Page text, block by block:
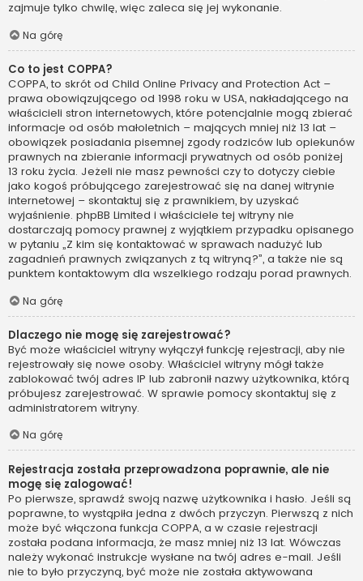
zajmuje tylko chwilę, więc zaleca się jej wykonanie.
Na górę
Co to jest COPPA?
COPPA, to skrót od Child Online Privacy and Protection Act –
prawa obowiązującego od 1998 roku w USA, nakładającego na
właścicieli stron internetowych, które potencjalnie mogą zbierać
informacje od osób małoletnich – mających mniej niż 13 lat –
obowiązek posiadania pisemnej zgody rodziców lub opiekunów
prawnych na zbieranie informacji prywatnych od osób poniżej
13 roku życia. Jeżeli nie masz pewności czy to dotyczy ciebie
jako kogoś próbującego zarejestrować się na danej witrynie
internetowej – skontaktuj się z prawnikiem, by uzyskać
wyjaśnienie. phpBB Limited i właściciele tej witryny nie
dostarczają pomocy prawnej z wyjątkiem przypadku opisanego
w pytaniu „Z kim się kontaktować w sprawach nadużyć lub
zagadnień prawnych związanych z tą witryną?”, a także nie są
punktem kontaktowym dla wszelkiego rodzaju porad prawnych.
Na górę
Dlaczego nie mogę się zarejestrować?
Być może właściciel witryny wyłączył funkcję rejestracji, aby nie
rejestrowały się nowe osoby. Właściciel witryny mógł także
zablokować twój adres IP lub zabronił nazwy użytkownika, którą
próbujesz zarejestrować. W sprawie pomocy skontaktuj się z
administratorem witryny.
Na górę
Rejestracja została przeprowadzona poprawnie, ale nie
mogę się zalogować!
Po pierwsze, sprawdź swoją nazwę użytkownika i hasło. Jeśli są
poprawne, to wystąpiła jedna z dwóch przyczyn. Pierwszą z nich
może być włączona funkcja COPPA, a w czasie rejestracji
została podana informacja, że masz mniej niż 13 lat. Wówczas
należy wykonać instrukcje wysłane na twój adres e-mail. Jeśli
nie to było przyczyną, być może nie została aktywowana